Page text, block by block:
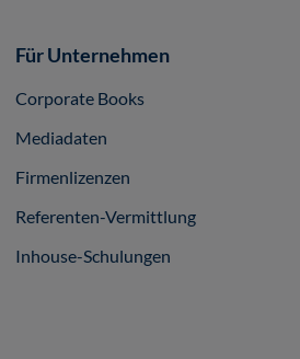
Für Unternehmen
Corporate Books
Mediadaten
Firmenlizenzen
Referenten-Vermittlung
Inhouse-Schulungen